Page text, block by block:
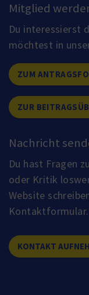
Mitglied
Du interessierst
möchtest in
ZUM
ZUR
Nachricht
Du hast Fragen
oder Kritik
Website
Kontaktformular.
KONTAKT